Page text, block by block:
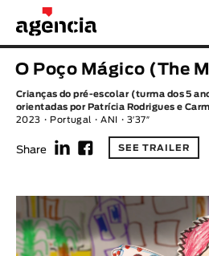
News
Films
Directors
Statistics
ORIGINAL TITLE
ENGLISH TITLE
DIRECTOR
O Poço Mágico (The
Crianças do pré-escolar (turma dos 5
orientadas por Patrícia Rodrigues e
2023
Portugal ANI 3′37″
Share f F SEE TRAILER